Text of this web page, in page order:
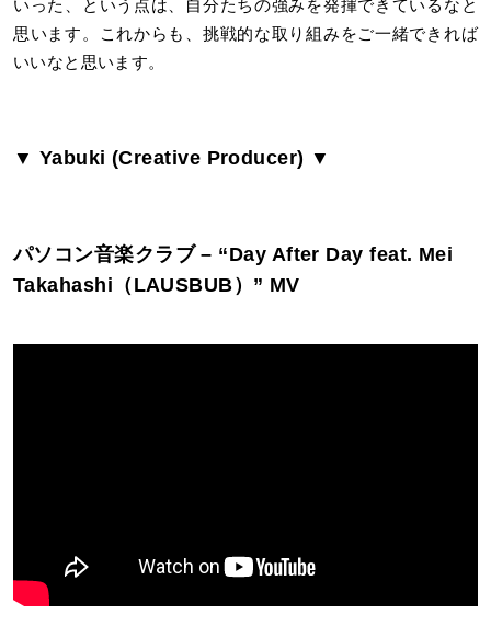
いった、という点は、自分たちの強みを発揮できているなと
思います。これからも、挑戦的な取り組みをご一緒できれば
いいなと思います。
▼ Yabuki (Creative Producer) ▼
パソコン音楽クラブ – “Day After Day feat. Mei
Takahashi（LAUSBUB）” MV